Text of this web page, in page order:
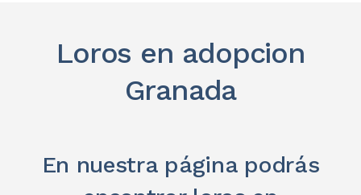
Loros en adopcion
Granada
En nuestra página podrás